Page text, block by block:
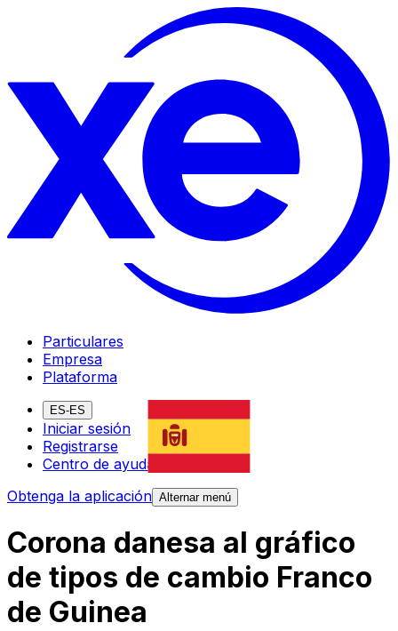
Particulares
Empresa
Plataforma
ES-ES
Iniciar sesión
Registrarse
Centro de ayuda
Obtenga la aplicación Alternar menú
Corona danesa al gráfico
de tipos de cambio Franco
de Guinea